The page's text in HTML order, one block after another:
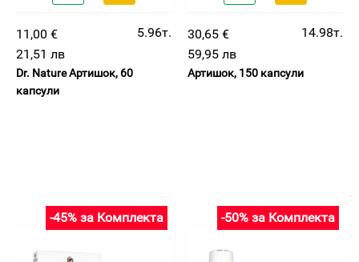
11,00 €
5.96т.
21,51 лв
Dr. Nature Артишок, 60
капсули
30,65 €
14.98т.
59,95 лв
Артишок, 150 капсули
-45% за Комплекта -50% за Комплекта